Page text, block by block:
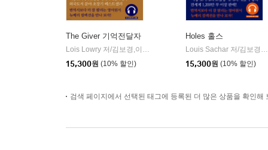
The Giver 기억전달자
Lois Lowry 저/김보경,이수영,Megan Manley 감수 | 롱테일북스
15,300원 (10% 할인)
Holes 홀스
Louis Sachar 저/김보경,이제원,Megan Manley 감수
15,300원 (10% 할인)
검색 페이지에서 선택된 태그에 등록된 더 많은 상품을 확인해